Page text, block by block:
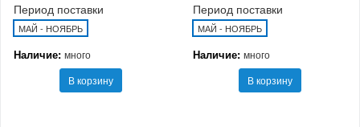
Период поставки
МАЙ - НОЯБРЬ
Наличие: много
В корзину
Период поставки
МАЙ - НОЯБРЬ
Наличие: много
В корзину